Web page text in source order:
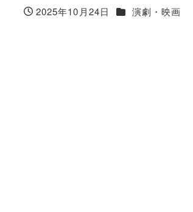
2025年10月24日 カテゴリー
演劇・映画